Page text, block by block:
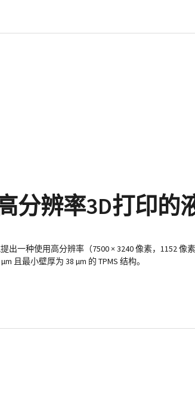
分辨率3D打印的
一种使用高分辨率（7500 × 3240 像素，1152 像
且最小壁厚为 38 µm 的 TPMS 结构。